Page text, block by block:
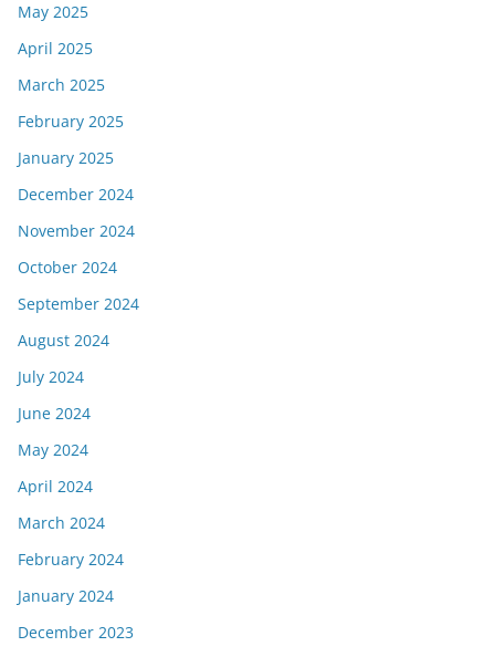
May 2025
April 2025
March 2025
February 2025
January 2025
December 2024
November 2024
October 2024
September 2024
August 2024
July 2024
June 2024
May 2024
April 2024
March 2024
February 2024
January 2024
December 2023